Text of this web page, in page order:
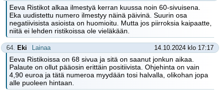
Eeva Ristikot alkaa ilmestyä kerran kuussa noin 60-sivuisena.
Eka uudistettu numero ilmestyy näinä päivinä. Suurin osa
negatiivisista asioista on huomioitu. Mutta jos piirroksia kaipaatte,
niitä ei lehden ristikoissa ole vieläkään.
64. Eki Lainaa 14.10.2024 klo 17:17
Eeva Ristikoissa on 68 sivua ja sitä on saanut jonkun aikaa.
Palaute on ollut pääosin erittäin positiivista. Ohjehinta on vain
4,90 euroa ja tätä numeroa myydään tosi halvalla, olikohan jopa
alle puoleen hintaan.